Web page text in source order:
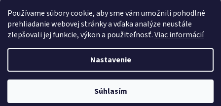
Používame súbory cookie, aby sme vám umožnili pohodlné
prehliadanie webovej stránky a vďaka analýze neustále
zlepšovali jej funkcie, výkon a použiteľnosť.Viac informácií
Nastavenie
Súhlasím
PRIHLÁSIŤ SA
Vytvoril Shoptet
TR TECHNIC s.r.o.. Všetky práva vyhradené.